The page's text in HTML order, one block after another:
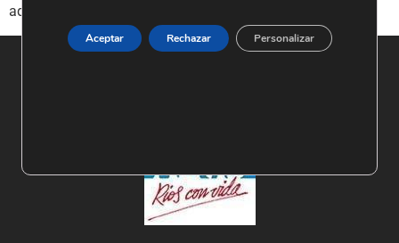
administraciones responsables de la conservación […]
Aceptar Rechazar Personalizar